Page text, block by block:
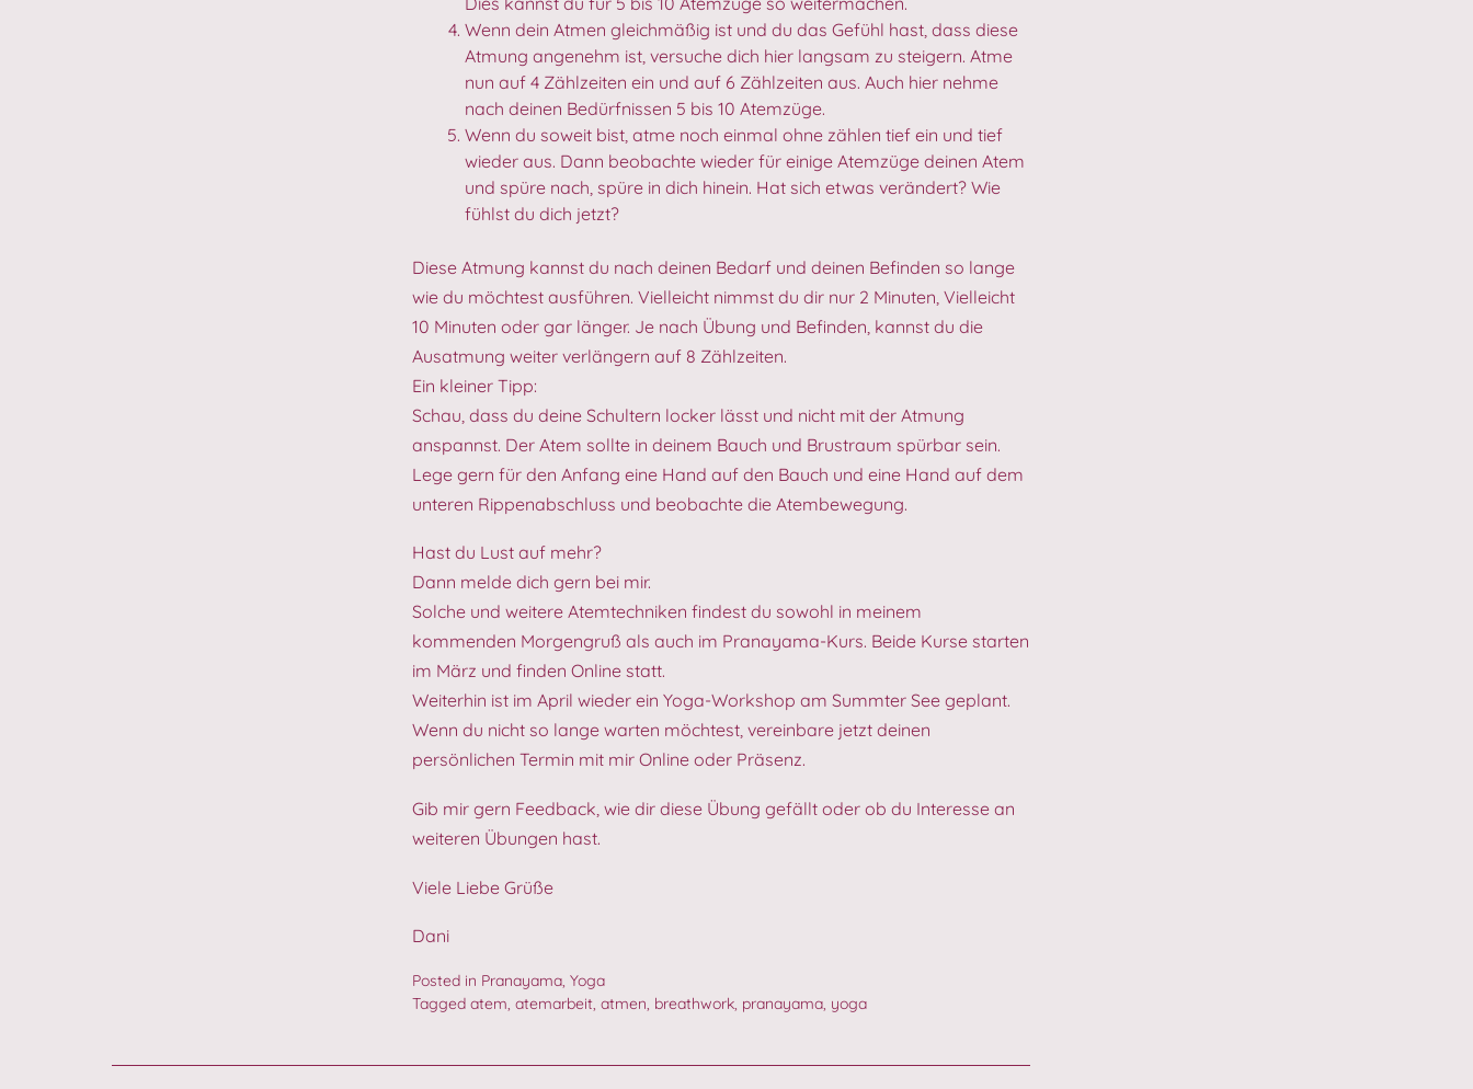
Wenn dein Atmen gleichmäßig ist und du das Gefühl hast, dass diese
Atmung angenehm ist, versuche dich hier langsam zu steigern. Atme
nun auf 4 Zählzeiten ein und auf 6 Zählzeiten aus. Auch hier nehme
nach deinen Bedürfnissen 5 bis 10 Atemzüge.
Wenn du soweit bist, atme noch einmal ohne zählen tief ein und tief
wieder aus. Dann beobachte wieder für einige Atemzüge deinen Atem
und spüre nach, spüre in dich hinein. Hat sich etwas verändert? Wie
fühlst du dich jetzt?
Diese Atmung kannst du nach deinen Bedarf und deinen Befinden so lange
wie du möchtest ausführen. Vielleicht nimmst du dir nur 2 Minuten, Vielleicht
10 Minuten oder gar länger. Je nach Übung und Befinden, kannst du die
Ausatmung weiter verlängern auf 8 Zählzeiten.
Ein kleiner Tipp:
Schau, dass du deine Schultern locker lässt und nicht mit der Atmung
anspannst. Der Atem sollte in deinem Bauch und Brustraum spürbar sein.
Lege gern für den Anfang eine Hand auf den Bauch und eine Hand auf dem
unteren Rippenabschluss und beobachte die Atembewegung.
Hast du Lust auf mehr?
Dann melde dich gern bei mir.
Solche und weitere Atemtechniken findest du sowohl in meinem
kommenden Morgengruß als auch im Pranayama-Kurs. Beide Kurse starten
im März und finden Online statt.
Weiterhin ist im April wieder ein Yoga-Workshop am Summter See geplant.
Wenn du nicht so lange warten möchtest, vereinbare jetzt deinen
persönlichen Termin mit mir Online oder Präsenz.
Gib mir gern Feedback, wie dir diese Übung gefällt oder ob du Interesse an
weiteren Übungen hast.
Viele Liebe Grüße
Dani
Posted in Pranayama, Yoga
Tagged atem, atemarbeit, atmen, breathwork, pranayama, yoga